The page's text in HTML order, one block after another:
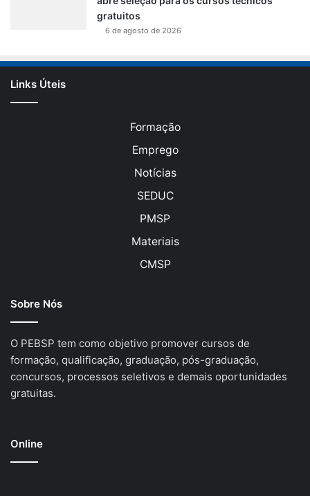
gratuitos
6 de agosto de 2026
Links Úteis
Formação
Emprego
Notícias
SEDUC
PMSP
Materiais
CMSP
Sobre Nós
O PEBSP tem como objetivo promover cursos de
formação, qualificação, graduação, pós-graduação,
concursos, processos seletivos e demais oportunidades
gratuitas.
Online